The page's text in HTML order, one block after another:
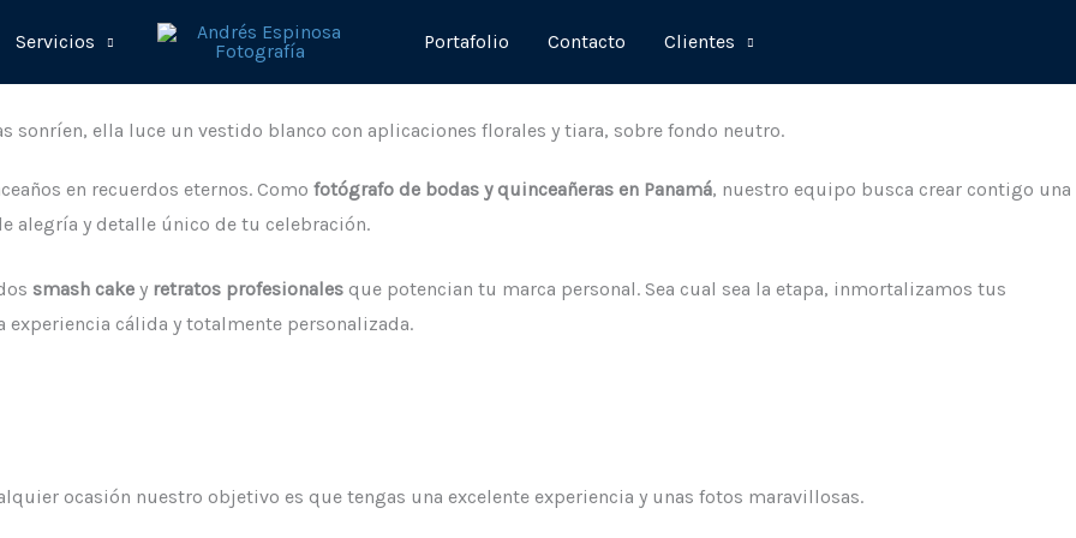
Servicios Portafolio Contacto Clientes
en recuerdos eternos. Como fotógrafo de bodas y quinceañeras en Panamá, nuestro equipo busca crear contigo una
alegría y detalle único de tu celebración.
smash cake y retratos profesionales que potencian tu marca personal. Sea cual sea la etapa, inmortalizamos tus
cálida y totalmente personalizada.
ocasión nuestro objetivo es que tengas una excelente experiencia y unas fotos maravillosas.